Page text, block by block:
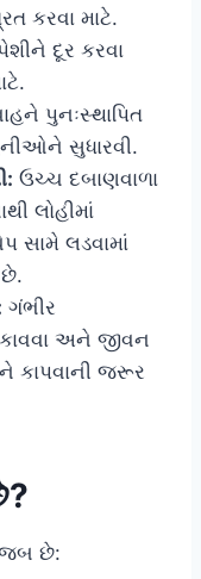
કરવા માટે.
દૂર કરવા
પુનઃસ્થાપિત
સુધારવી.
ઉચ્ચ દબાણવાળા
લોહીમાં
લડવામાં
ગંભીર
અને જીવન
કાપવાની જરૂર
છે: